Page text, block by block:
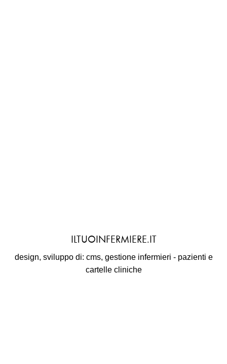
ILTUOINFERMIERE.IT
design, sviluppo di: cms, gestione infermieri - pazienti e
cartelle cliniche